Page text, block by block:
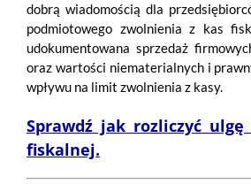
dobrą wiadomością dla
podmiotowego zwolnienia z kas
udokumentowana sprzedaż
oraz wartości niematerialnych i
wpływu na limit zwolnienia z kasy.
Sprawdź jak rozliczyć
fiskalnej.